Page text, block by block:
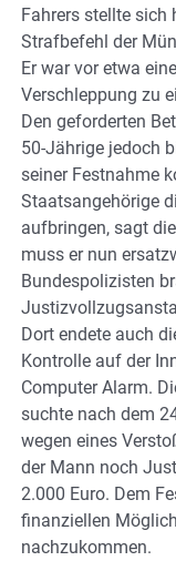
Fahrers stellte sich
Strafbefehl der
Er war vor etwa
Verschleppung zu
Den geforderten
50-Jährige jedoch
seiner Festnahme
Staatsangehörige
aufbringen, sagt
muss er nun
Bundespolizisten
Dort endete auch
Kontrolle auf der
Computer Alarm.
suchte nach dem
wegen eines
der Mann noch
2.000 Euro. Dem
finanziellen
nachzukommen.